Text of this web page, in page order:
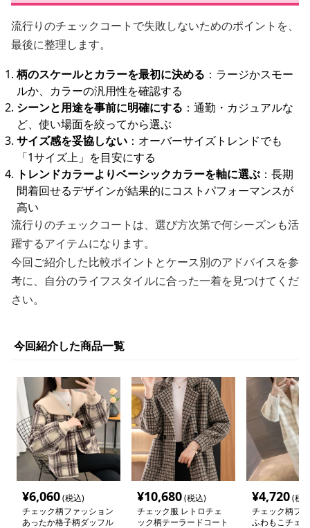
流行りのチェックコートで失敗しないためのポイントを、
最後に整理します。
柄のスケールとカラーを最初に決める ：ラージかスモー
ルか、カラーの汎用性を確認する
シーンと用途を事前に明確にする ：通勤・カジュアルな
ど、使い場面を絞ってから選ぶ
サイズ感を妥協しない ：オーバーサイズトレンドでも
「1サイズ上」を目安にする
トレンドカラーよりベーシックカラーを軸に選ぶ ：長期
間着回せるデザインが結果的にコストパフォーマンスが
高い
流行りのチェックコートは、選び方次第で何シーズンも活
躍するアイテムになります。
今回ご紹介した比較ポイントとケース別のアドバイスを参
考に、自分のライフスタイルに合った一着を見つけてくだ
さい。
今回紹介した商品一覧
¥6,060(税込)
チェック柄ファッション
あったか格子柄ダッフル
¥10,680(税込)
チェック服 レトロチェ
ック柄テーラードコート
¥4,720(税
チェック柄フ
ふわもこチェ